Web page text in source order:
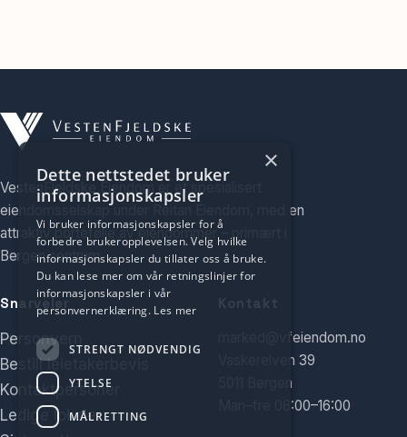
VestenFjeldske Eiendom er et spesialisert
eiendomsselskap under Reitan Eiendom, med en
attraktiv portefølje av eiendommer – primært i
Bergen sentrum.
Snarveier
Personvern
Bestill leietakerbevis
Kontaktpersoner
Ledige lokaler
marked@vfeiendom.no
Vaskerelven 39
5011 Bergen
Man–fre 08:00–16:00
×
Dette nettstedet bruker
informasjonskapsler
Vi bruker informasjonskapsler for å
forbedre brukeropplevelsen. Velg hvilke
informasjonskapsler du tillater oss å bruke.
Du kan lese mer om vår retningslinjer for
informasjonskapsler i vår
personvernerklæring. Les mer
STRENGT NØDVENDIG
YTELSE
MÅLRETTING